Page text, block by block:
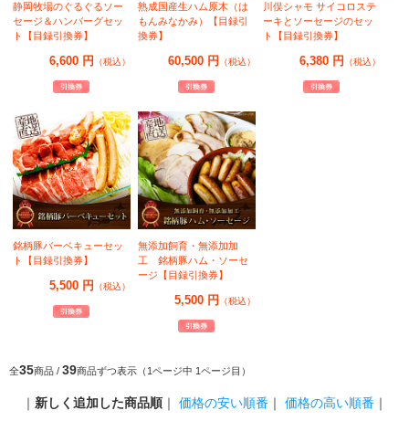
静岡牧場のぐるぐるソー
セージ＆ハンバーグセッ
ト【目録引換券】
6,600 円 （税込）
熟成国産生ハム原木（は
もんみなかみ）【目録引
換券】
60,500 円 （税込）
川俣シャモ サイコロステ
ーキとソーセージのセッ
ト【目録引換券】
6,380 円 （税込）
銘柄豚バーベキューセッ
ト【目録引換券】
5,500 円 （税込）
無添加飼育・無添加加
工 銘柄豚ハム・ソーセ
ージ【目録引換券】
5,500 円 （税込）
全35商品 / 39商品ずつ表示（1ページ中 1ページ目）
｜ 新しく追加した商品順 ｜ 価格の安い順番 ｜ 価格の高い順番 ｜